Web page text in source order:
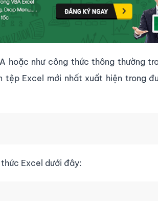
hoặc như công thức thông thường
Excel mới nhất xuất hiện trong
Excel dưới đây: